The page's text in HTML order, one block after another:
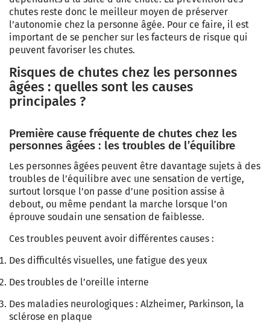
chutes reste donc le meilleur moyen de préserver
l’autonomie chez la personne âgée. Pour ce faire, il est
important de se pencher sur les facteurs de risque qui
peuvent favoriser les chutes.
Risques de chutes chez les personnes
âgées : quelles sont les causes
principales ?
Première cause fréquente de chutes chez les
personnes âgées : les troubles de l’équilibre
Les personnes âgées peuvent être davantage sujets à des
troubles de l’équilibre avec une sensation de vertige,
surtout lorsque l’on passe d’une position assise à
debout, ou même pendant la marche lorsque l’on
éprouve soudain une sensation de faiblesse.
Ces troubles peuvent avoir différentes causes :
Des difficultés visuelles, une fatigue des yeux
Des troubles de l’oreille interne
Des maladies neurologiques : Alzheimer, Parkinson, la
sclérose en plaque